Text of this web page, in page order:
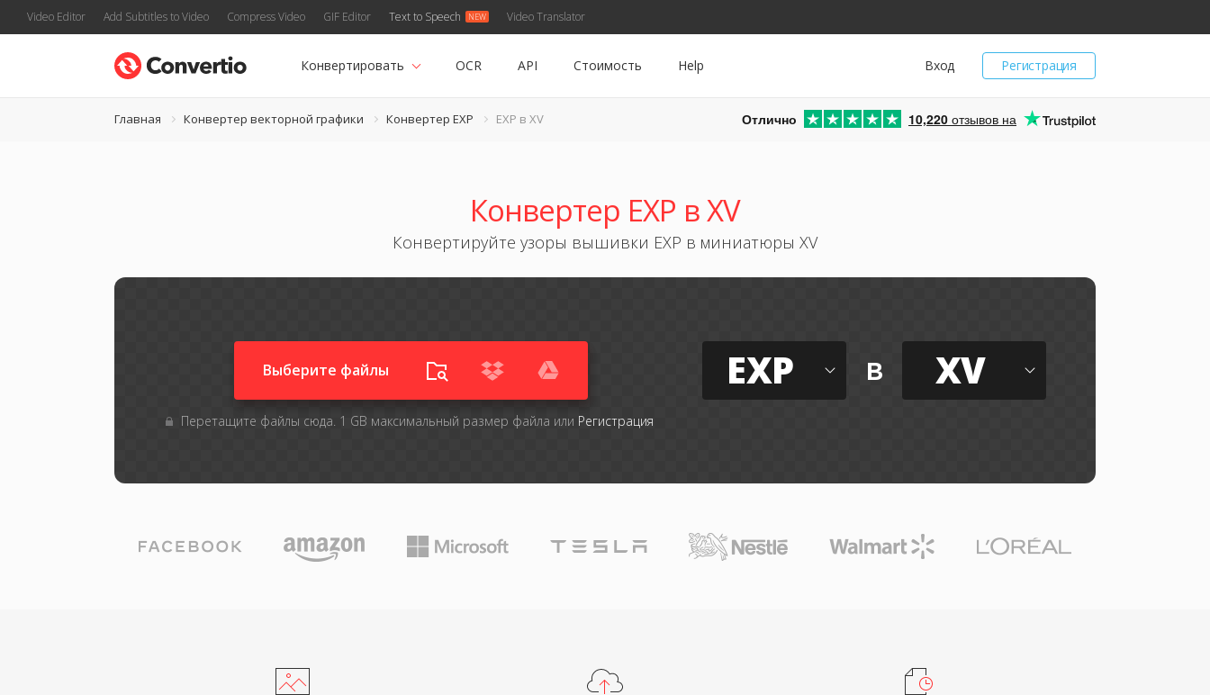
Video Editor Add Subtitles to Video Compress Video GIF Editor Text to Speech Video Translator
Регистрация
Вход
Конвертировать OCR API Стоимость Help
Главная Конвертер векторной графики Конвертер EXP EXP в XV Отлично 10,220 отзывов на
Конвертер EXP в XV
Конвертируйте узоры вышивки EXP в миниатюры XV
Выберите файлы
Перетащите файлы сюда. 1 GB максимальный размер файла или Регистрация
EXP в XV